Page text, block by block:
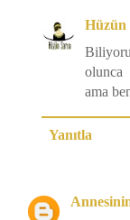
Hüzün
olunca
ama
Yanıtla